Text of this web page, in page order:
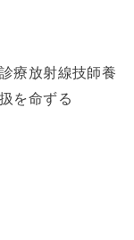
療放射線技師養
を命ずる